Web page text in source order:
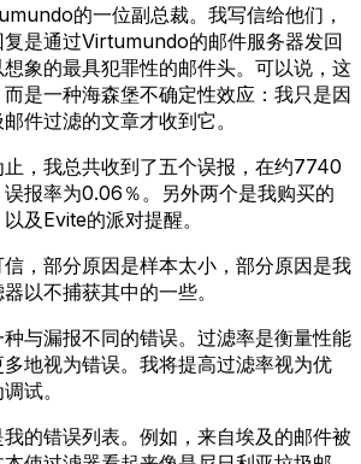
的一位副总裁。我写信给他们，
是通过Virtumundo的邮件服务器发回
象的最具犯罪性的邮件头。可以说，这
是一种海森堡不确定性效应：我只是因
件过滤的文章才收到它。
，我总共收到了五个误报，在约7740
报率为0.06％。另外两个是我购买的
及Evite的派对提醒。
，部分原因是样本太小，部分原因是我
以不捕获其中的一些。
与漏报不同的错误。过滤率是衡量性能
地视为错误。我将提高过滤率视为优
试。
的错误列表。例如，来自埃及的邮件被